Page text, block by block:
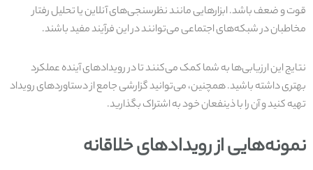
قوت و ضعف باشد. ابزارهایی مانند نظرسنجی‌های آنلاین یا تحلیل رفتار
مخاطبان در شبکه‌های اجتماعی می‌توانند در این فرآیند مفید باشند.
نتایج این ارزیابی‌ها به شما کمک می‌کنند تا در رویدادهای آینده عملکرد
بهتری داشته باشید. همچنین، می‌توانید گزارشی جامع از دستاوردهای رویداد
تهیه کنید و آن را با ذینفعان خود به اشتراک بگذارید.
نمونه‌هایی از رویدادهای خلاقانه